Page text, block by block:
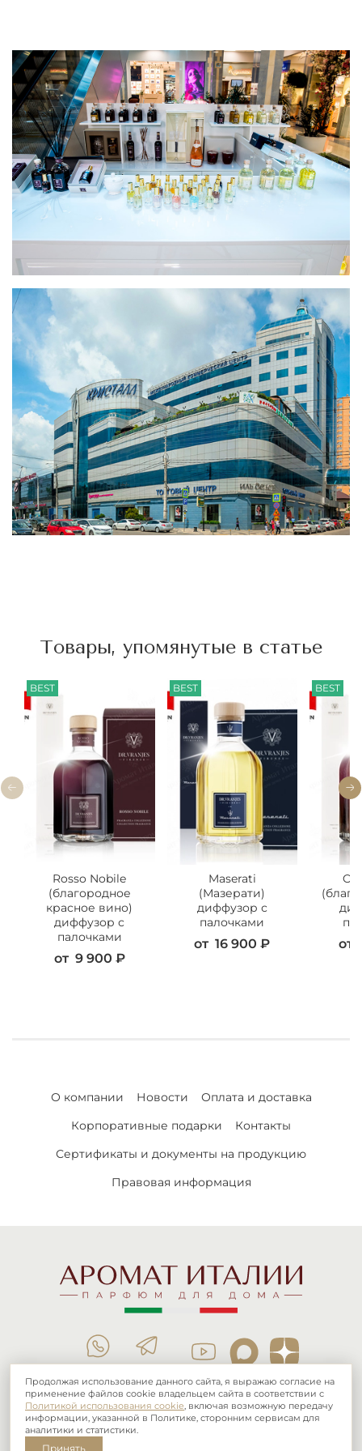
Товары, упомянутые в статье
BEST
Rosso Nobile
(благородное
красное вино)
диффузор с
палочками
от 9 900 ₽
BEST
Maserati
(Мазерати)
диффузор с
палочками
от 16 900 ₽
BEST
от
О компании Новости
Оплата и доставка
Корпоративные подарки
Контакты
Сертификаты и документы на продукцию
Правовая информация
тел.:8 (800) 101 03 16 +7 (995) 885-71-00
Продолжая использование данного сайта, я выражаю согласие на
применение файлов cookie владельцем сайта в соответствии с
Политикой использования cookie, включая возможную передачу
информации, указанной в Политике, сторонним сервисам для
аналитики и статистики.
Принять